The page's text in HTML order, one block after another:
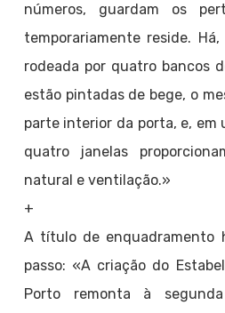
números, guardam os
temporariamente reside.
rodeada por quatro bancos
estão pintadas de bege, o
parte interior da porta, e, em
quatro janelas
natural e ventilação.»
+
A título de enquadramento
passo: «A criação do
Porto remonta à